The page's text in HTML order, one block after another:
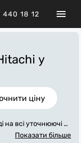
440 18 12
у
ціну
на всі уточнюючі за
Ми зв'яжемося
Показати більше